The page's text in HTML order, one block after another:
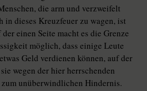
die arm und verzweifelt
in dieses Kreuzfeuer zu wagen, ist
einen Seite macht es die Grenze
möglich, dass einige Leute
Geld verdienen können, auf der
wegen der hier herrschenden
unüberwindlichen Hindernis.